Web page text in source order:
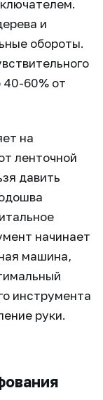
и
обороты.
40-60% от
на
ленточной
давить
начинает
машина,
инструмента
руки.